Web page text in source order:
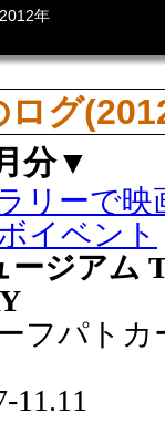
2012年
ログ
分▼
リーで
イベント
ージアム
フパト
11.11